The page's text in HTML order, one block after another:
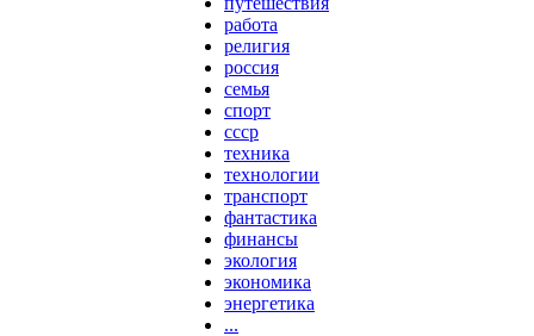
работа
религия
россия
семья
спорт
ссср
техника
технологии
транспорт
фантастика
финансы
экология
экономика
энергетика
...